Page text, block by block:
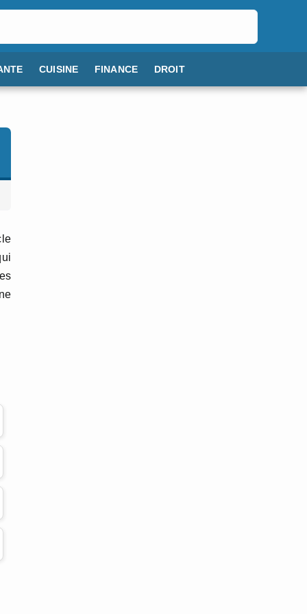
CUISINE FINANCE DROIT